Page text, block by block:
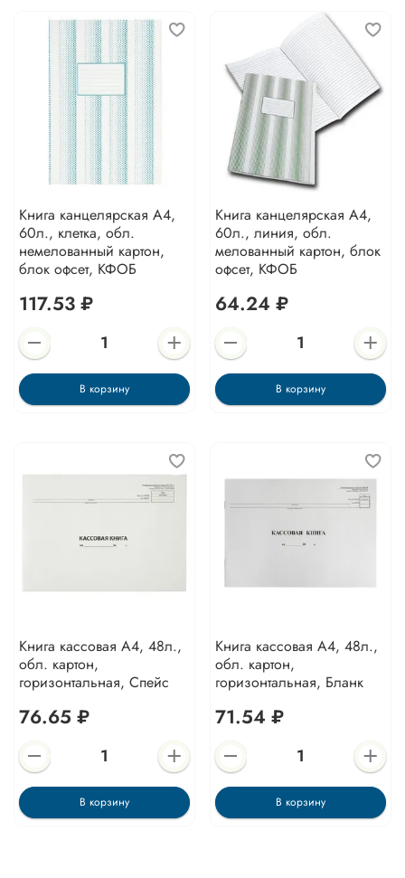
Книга канцелярская А4,
60л., клетка, обл.
немелованный картон,
блок офсет, КФОБ
117.53 ₽
В корзину
Книга канцелярская А4,
60л., линия, обл.
мелованный картон, блок
офсет, КФОБ
64.24 ₽
В корзину
Книга кассовая А4, 48л.,
обл. картон,
горизонтальная, Спейс
76.65 ₽
В корзину
Книга кассовая А4, 48л.,
обл. картон,
горизонтальная, Бланк
71.54 ₽
В корзину